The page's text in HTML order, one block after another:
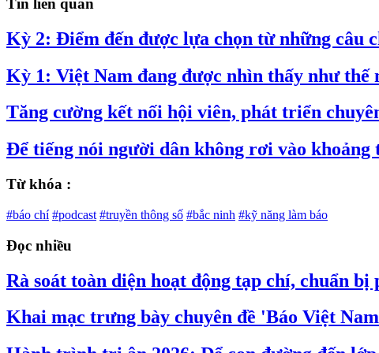
Kỳ 2: Điểm đến được lựa chọn từ những câu
Kỳ 1: Việt Nam đang được nhìn thấy như thế
Tăng cường kết nối hội viên, phát triển
Để tiếng nói người dân không rơi vào khoảng
Từ khóa :
#báo chí #podcast #truyền thông số #bắc ninh #kỹ năng làm báo
Đọc nhiều
Rà soát toàn diện hoạt động tạp chí, chuẩn
Khai mạc trưng bày chuyên đề 'Báo Việt